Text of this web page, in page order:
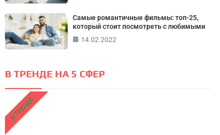
Самые романтичные фильмы: топ-25,
который стоит посмотреть с любимыми
14.02.2022
В ТРЕНДЕ НА 5 СФЕР
В ТРЕНДЕ